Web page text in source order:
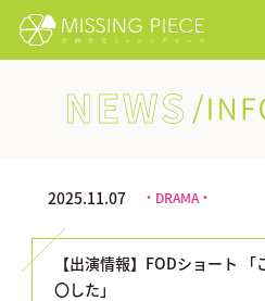
NEWS/INFORMATION
2025.11.07 ・DRAMA・
【出演情報】FODショート
〇した」